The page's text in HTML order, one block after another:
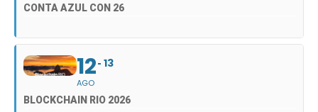
CONTA AZUL CON 26
12
AGO
13
BLOCKCHAIN RIO 2026